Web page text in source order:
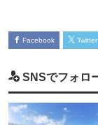
Facebook Twitter
SNSでフォロ